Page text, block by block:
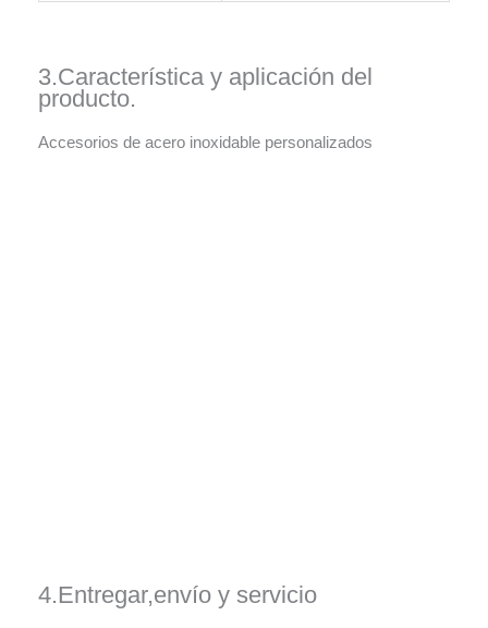
3.Característica y aplicación del
producto.
Accesorios de acero inoxidable personalizados
4.Entregar,envío y servicio